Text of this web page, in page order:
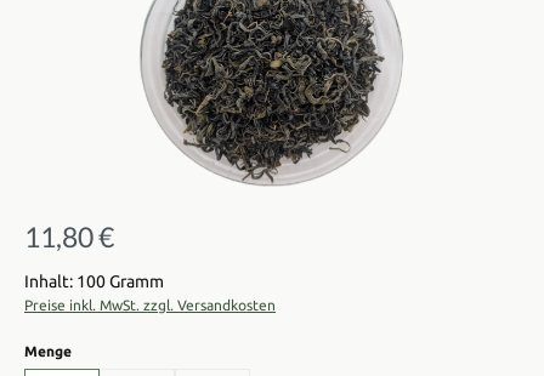
Regulärer Preis:
11,80 €
Inhalt: 100 Gramm
Preise inkl. MwSt. zzgl. Versandkosten
Mengeauswählen